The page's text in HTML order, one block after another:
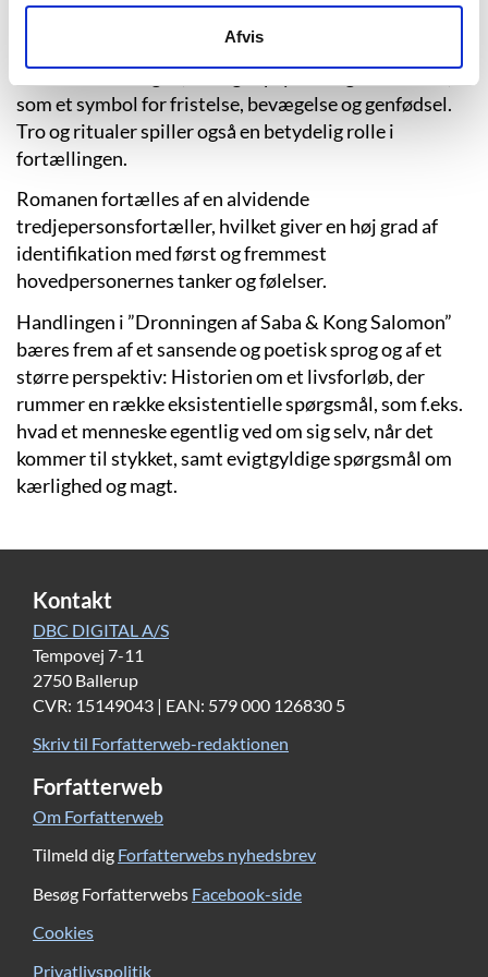
Afvis
personernes tanker og følelser. Et centralt billede i
romanen er slangen, der også pryder bogens forside,
som et symbol for fristelse, bevægelse og genfødsel.
Tro og ritualer spiller også en betydelig rolle i
fortællingen.
Romanen fortælles af en alvidende
tredjepersonsfortæller, hvilket giver en høj grad af
identifikation med først og fremmest
hovedpersonernes tanker og følelser.
Handlingen i ”Dronningen af Saba & Kong Salomon”
bæres frem af et sansende og poetisk sprog og af et
større perspektiv: Historien om et livsforløb, der
rummer en række eksistentielle spørgsmål, som f.eks.
hvad et menneske egentlig ved om sig selv, når det
kommer til stykket, samt evigtgyldige spørgsmål om
kærlighed og magt.
Kontakt
DBC DIGITAL A/S
Tempovej 7-11
2750 Ballerup
CVR: 15149043 | EAN: 579 000 126830 5
Skriv til Forfatterweb-redaktionen
Forfatterweb
Om Forfatterweb
Tilmeld dig Forfatterwebs nyhedsbrev
Besøg Forfatterwebs Facebook-side
Cookies
Privatlivspolitik